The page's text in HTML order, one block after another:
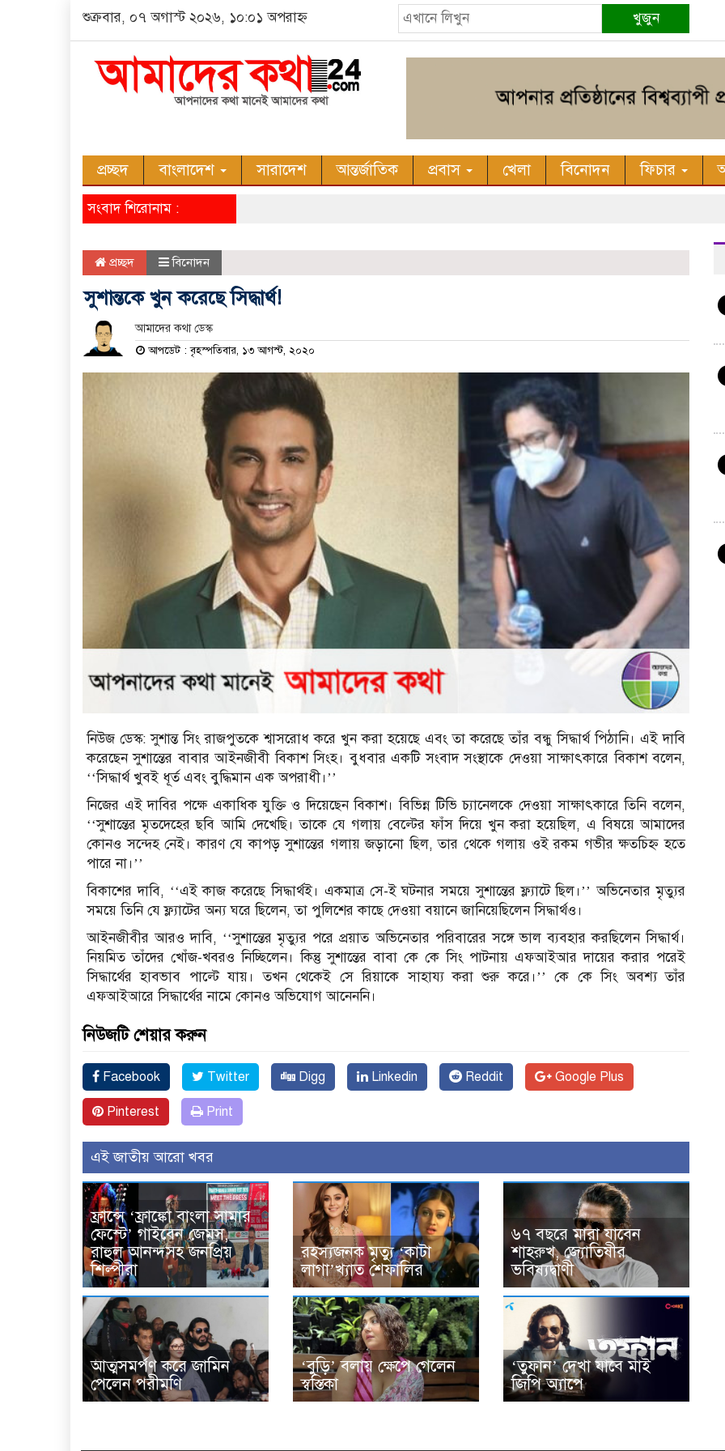
শুক্রবার, ০৭ অগাস্ট ২০২৬, ১০:০১ অপরাহ্ন খুজুন
প্রচ্ছদ বাংলাদেশ সারাদেশ আন্তর্জাতিক প্রবাস খেলা বিনোদন ফিচার
সংবাদ শিরোনাম :
প্রচ্ছদ বিনোদন
সুশান্তকে খুন করেছে সিদ্ধার্থ!
আমাদের কথা ডেস্ক
আপডেট : বৃহস্পতিবার, ১৩ আগস্ট, ২০২০
নিউজ ডেস্ক: সুশান্ত সিং রাজপুতকে শ্বাসরোধ করে খুন করা হয়েছে এবং তা করেছে তাঁর বন্ধু সিদ্ধার্থ পিঠানি। এই দাবি
করেছেন সুশান্তের বাবার আইনজীবী বিকাশ সিংহ। বুধবার একটি সংবাদ সংস্থাকে দেওয়া সাক্ষাৎকারে বিকাশ বলেন,
‘‘সিদ্ধার্থ খুবই ধূর্ত এবং বুদ্ধিমান এক অপরাধী।’’
নিজের এই দাবির পক্ষে একাধিক যুক্তি ও দিয়েছেন বিকাশ। বিভিন্ন টিভি চ্যানেলকে দেওয়া সাক্ষাৎকারে তিনি বলেন,
‘‘সুশান্তের মৃতদেহের ছবি আমি দেখেছি। তাকে যে গলায় বেল্টের ফাঁস দিয়ে খুন করা হয়েছিল, এ বিষয়ে আমাদের
কোনও সন্দেহ নেই। কারণ যে কাপড় সুশান্তের গলায় জড়ানো ছিল, তার থেকে গলায় ওই রকম গভীর ক্ষতচিহ্ন হতে
পারে না।’’
বিকাশের দাবি, ‘‘এই কাজ করেছে সিদ্ধার্থই। একমাত্র সে-ই ঘটনার সময়ে সুশান্তের ফ্ল্যাটে ছিল।’’ অভিনেতার মৃত্যুর
সময়ে তিনি যে ফ্ল্যাটের অন্য ঘরে ছিলেন, তা পুলিশের কাছে দেওয়া বয়ানে জানিয়েছিলেন সিদ্ধার্থও।
আইনজীবীর আরও দাবি, ‘‘সুশান্তের মৃত্যুর পরে প্রয়াত অভিনেতার পরিবারের সঙ্গে ভাল ব্যবহার করছিলেন সিদ্ধার্থ।
নিয়মিত তাঁদের খোঁজ-খবরও নিচ্ছিলেন। কিন্তু সুশান্তের বাবা কে কে সিং পাটনায় এফআইআর দায়ের করার পরেই
সিদ্ধার্থের হাবভাব পাল্টে যায়। তখন থেকেই সে রিয়াকে সাহায্য করা শুরু করে।’’ কে কে সিং অবশ্য তাঁর
এফআইআরে সিদ্ধার্থের নামে কোনও অভিযোগ আনেননি।
নিউজটি শেয়ার করুন
Facebook Twitter Digg Linkedin Reddit Google Plus
Pinterest Print
এই জাতীয় আরো খবর
ফ্রান্সে ‘ফ্রাঙ্কো বাংলা সামার
ফেস্টে’ গাইবেন জেমস,
রাহুল আনন্দসহ জনপ্রিয়
শিল্পীরা
রহস্যজনক মৃত্যু ‘কাটা
লাগা’খ্যাত শেফালির
৬৭ বছরে মারা যাবেন
শাহরুখ, জ্যোতিষীর
ভবিষ্যদ্বাণী
আত্মসমর্পণ করে জামিন
পেলেন পরীমণি
‘বুড়ি’ বলায় ক্ষেপে গেলেন
স্বস্তিকা
‘তুফান’ দেখা যাবে মাই
জিপি অ্যাপে